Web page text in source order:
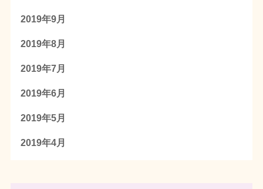
2019年9月
2019年8月
2019年7月
2019年6月
2019年5月
2019年4月